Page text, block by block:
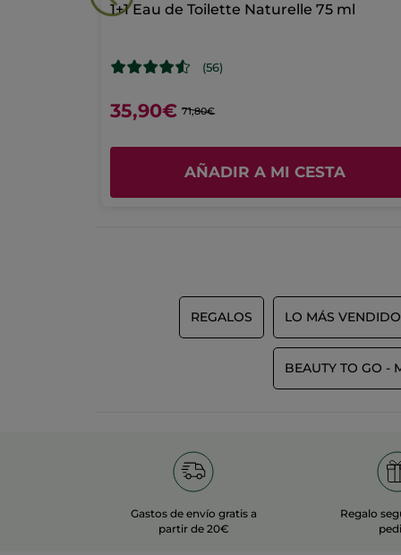
1+1 Eau de Toilette Naturelle 75 ml
(56)
35,90€ 71,80€
AÑADIR A MI CESTA
REGALOS LO MÁS VENDIDO
BEAUTY TO GO -
Gastos de envío gratis a
partir de 20€
Regalo